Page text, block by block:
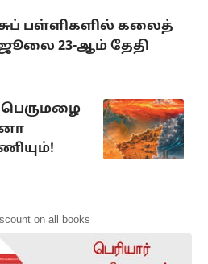
பள்ளிகளில் கலைத்
ஜூலை 23-ஆம் தேதி
on all books